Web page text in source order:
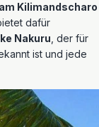
Kilimandscharo
dafür
Nakuru , der für
ist und jede